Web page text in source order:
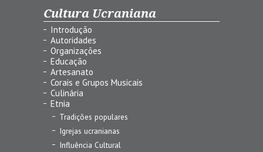
Cultura Ucraniana
Introdução
Autoridades
Organizações
Educação
Artesanato
Corais e Grupos Musicais
Culinária
Etnia
Tradições populares
Igrejas ucranianas
Influência Cultural